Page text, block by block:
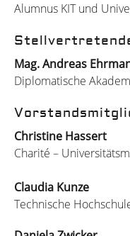
Alumnus KIT und
Mag. Andreas
Diplomatische
Christine Hassert
Charité –
Claudia Kunze
Technische